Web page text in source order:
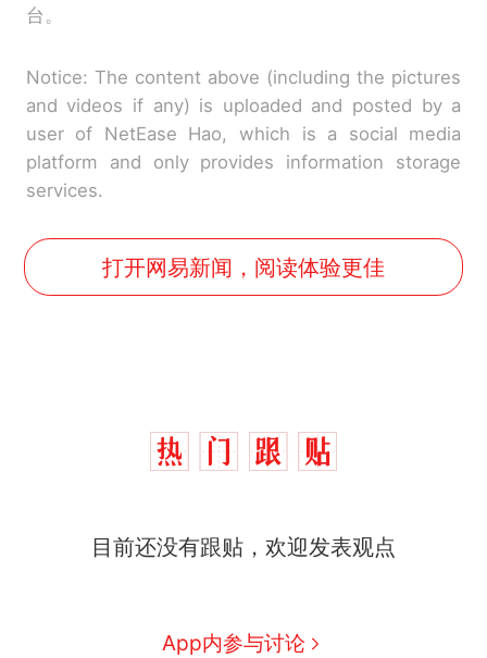
台。
Notice: The content above (including the pictures
and videos if any) is uploaded and posted by a
user of NetEase Hao, which is a social media
platform and only provides information storage
services.
打开网易新闻，阅读体验更佳
目前还没有跟贴，欢迎发表观点
App内参与讨论
因老师一句“跟我回家”改写了
人生
新
制裁瓜子饺子，美国怕什
号，仅凭视频评出？中国烹饪
140多朵
美国渔民钓获鲨鱼徒手将其拽